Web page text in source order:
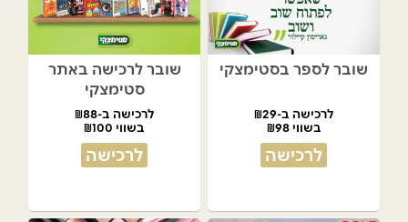
שובר לספר בסטימצקי
לרכישה ב-₪29
בשווי ₪98
לרכישה
שובר לרכישה באתר
סטימצקי
לרכישה ב-₪88
בשווי ₪100
לרכישה